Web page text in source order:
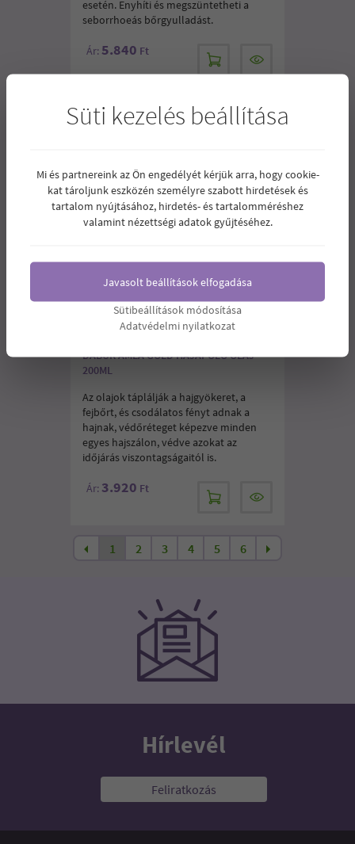
esetén. Enyhíti és megszüntetheti a
seborrhoeás bőrgyulladást.
Ár: 5.840 Ft
DABUR AMLA GOLD HAJÁPOLÓ OLAJ
200ML
Az olajok táplálják a hajgyökeret, a
fejbőrt, és csodálatos fényt adnak a
hajnak, védőréteget képezve minden
egyes hajszálon, védve azokat az
időjárás viszontagságaitól is.
Ár: 3.920 Ft
1 2 3 4 5 6
Hírlevél
Feliratkozás
Süti kezelés beállítása
Mi és partnereink az Ön engedélyét kérjük arra, hogy cookie-
kat tároljunk eszközén személyre szabott hirdetések és
tartalom nyújtásához, hirdetés- és tartalomméréshez
valamint nézettségi adatok gyűjtéséhez.
Javasolt beállítások elfogadása
Sütibeállítások módosítása
Adatvédelmi nyilatkozat